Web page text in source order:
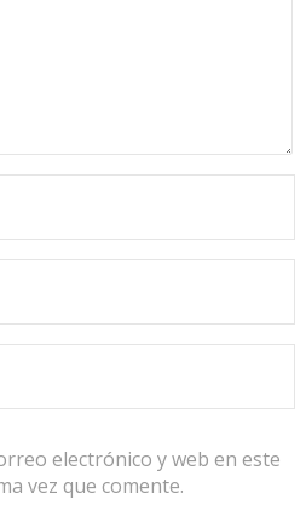
electrónico y web en este
vez que comente.